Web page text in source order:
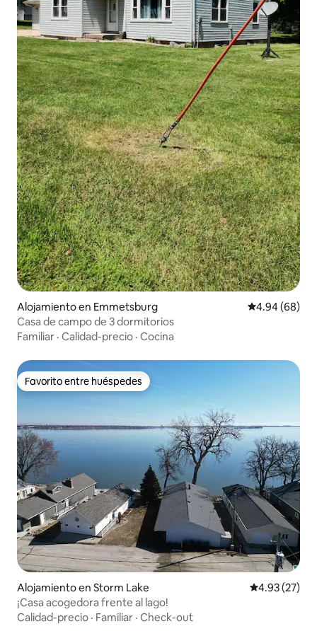
Alojamiento en Emmetsburg Calificación
4.94 (68)
Casa de campo de 3 dormitorios
Familiar · Calidad-precio · Cocina
Favorito entre huéspedes
Favorito entre huéspedes
Alojamiento en Storm Lake Calificación
4.93 (27)
¡Casa acogedora frente al lago!
Calidad-precio · Familiar · Check-out